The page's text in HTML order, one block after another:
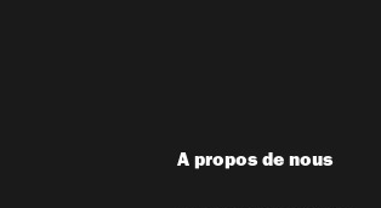
A propos de nous